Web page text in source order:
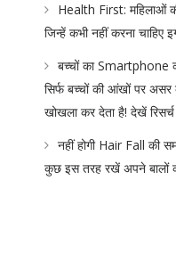
Health First: महिलाओं
जिन्हें कभी नहीं करना चाहिए
बच्चों का Smartphone
सिर्फ बच्चों की आंखों पर असर
खोखला कर देता है! देखें रिसर्च
नहीं होगी Hair Fall की
कुछ इस तरह रखें अपने बालों